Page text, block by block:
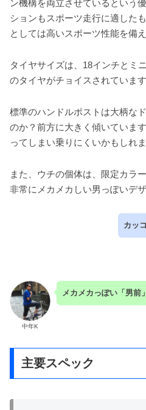
ン機構を両立させているという
ションもスポーツ走行に適した
としては高いスポーツ性能を備え
タイヤサイズは、18インチとミ
のタイヤがチョイスされています
標準のハンドルポストは大柄な
のか？前方に大きく傾いていま
ってしまい乗りにくいかもしれま
また、ウチの個体は、限定カラ
非常にメカメカしい男っぽいデ
カッ
中年K
メカメカっぽい「男前
主要スペック